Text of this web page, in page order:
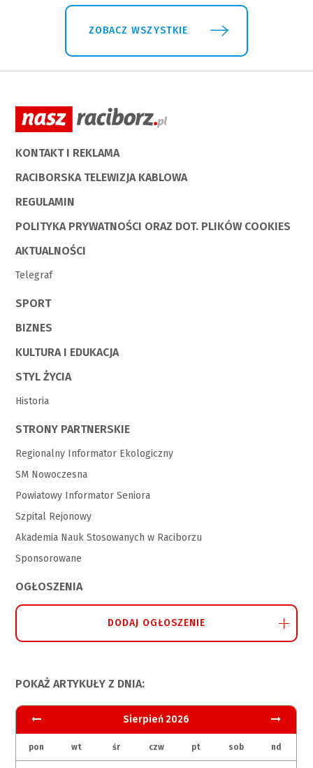
ZOBACZ WSZYSTKIE
KONTAKT I REKLAMA
RACIBORSKA TELEWIZJA KABLOWA
REGULAMIN
POLITYKA PRYWATNOŚCI ORAZ DOT. PLIKÓW COOKIES
AKTUALNOŚCI
Telegraf
SPORT
BIZNES
KULTURA I EDUKACJA
STYL ŻYCIA
Historia
STRONY PARTNERSKIE
Regionalny Informator Ekologiczny
SM Nowoczesna
Powiatowy Informator Seniora
Szpital Rejonowy
Akademia Nauk Stosowanych w Raciborzu
Sponsorowane
OGŁOSZENIA
DODAJ OGŁOSZENIE
POKAŻ ARTYKUŁY Z DNIA:
Sierpień 2026
pon wt śr czw pt sob nd